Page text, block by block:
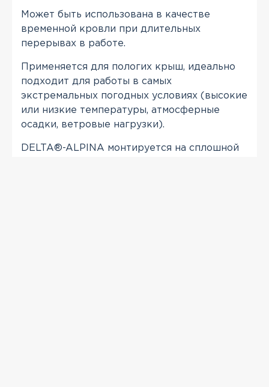
Может быть использована в качестве
временной кровли при длительных
перерывах в работе.
Применяется для пологих крыш, идеально
подходит для работы в самых
экстремальных погодных условиях (высокие
или низкие температуры, атмосферные
осадки, ветровые нагрузки).
DELTA®-ALPINA монтируется на сплошной